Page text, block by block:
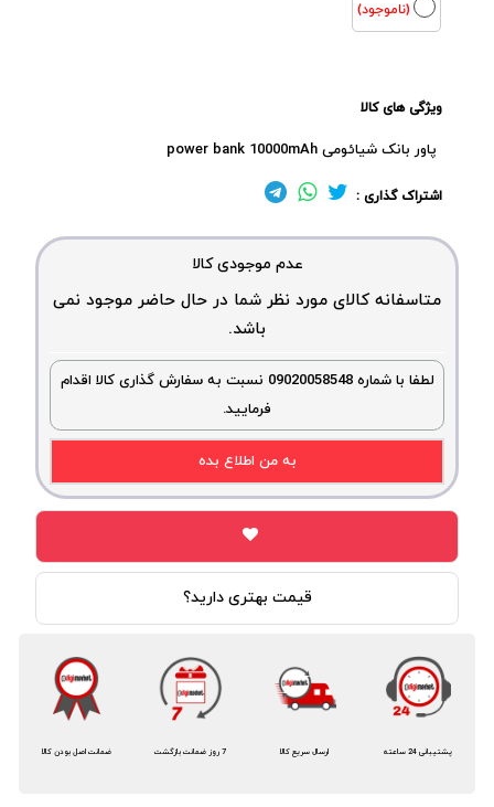
(ناموجود)
ویژگی های کالا
پاور بانک شیائومی power bank 10000mAh
اشتراک گذاری :
عدم موجودی کالا
متاسفانه کالای مورد نظر شما در حال حاضر موجود نمی
باشد.
لطفا با شماره 09020058548 نسبت به سفارش گذاری کالا اقدام
فرمایید.
به من اطلاع بده
قیمت بهتری دارید؟
ضمانت اصل بودن کالا 7 روز ضمانت بازگشت ارسال سریع کالا پشتیبانی 24 ساعته